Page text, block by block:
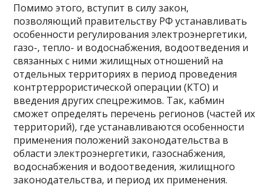
Помимо этого, вступит в силу закон,
позволяющий правительству РФ устанавливать
особенности регулирования электроэнергетики,
газо-, тепло- и водоснабжения, водоотведения и
связанных с ними жилищных отношений на
отдельных территориях в период проведения
контртеррористической операции (КТО) и
введения других спецрежимов. Так, кабмин
сможет определять перечень регионов (частей их
территорий), где устанавливаются особенности
применения положений законодательства в
области электроэнергетики, газоснабжения,
водоснабжения и водоотведения, жилищного
законодательства, и период их применения.